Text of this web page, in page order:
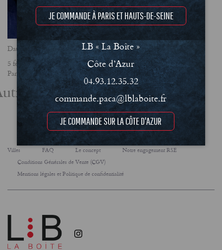
Date
5 février 2018
Partager
actualités
Villes FAQ Le concept
Notre engagement RSE
Conditions Générales de Vente (CGV)
Mentions légales et Politique de confidentialité
JE COMMANDE À PARIS ET HAUTS-DE-SEINE
LB « La Boîte »
Côte d’Azur
04.93.12.35.32
commande.paca@lblaboite.fr
JE COMMANDE SUR LA CÔTE D'AZUR